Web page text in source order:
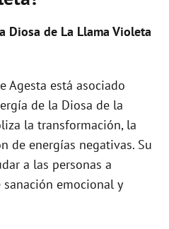
i
e
o
Diosa de La Llama Violeta
Agesta está asociado
de la Diosa de la
la transformación, la
de energías negativas. Su
a las personas a
emocional y